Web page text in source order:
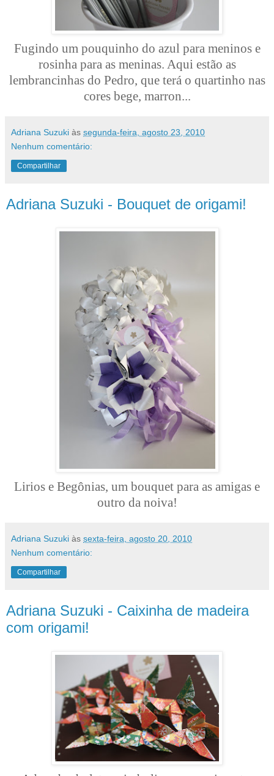
Fugindo um pouquinho do azul para meninos e
rosinha para as meninas. Aqui estão as
lembrancinhas do Pedro, que terá o quartinho nas
cores bege, marron...
Adriana Suzuki às segunda-feira, agosto 23, 2010
Nenhum comentário:
Compartilhar
Adriana Suzuki - Bouquet de origami!
Lirios e Begônias, um bouquet para as amigas e
outro da noiva!
Adriana Suzuki às sexta-feira, agosto 20, 2010
Nenhum comentário:
Compartilhar
Adriana Suzuki - Caixinha de madeira
com origami!